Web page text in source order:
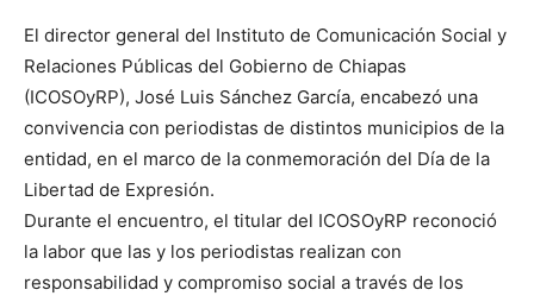
El director general del Instituto de Comunicación Social y
Relaciones Públicas del Gobierno de Chiapas
(ICOSOyRP), José Luis Sánchez García, encabezó una
convivencia con periodistas de distintos municipios de la
entidad, en el marco de la conmemoración del Día de la
Libertad de Expresión.
Durante el encuentro, el titular del ICOSOyRP reconoció
la labor que las y los periodistas realizan con
responsabilidad y compromiso social a través de los